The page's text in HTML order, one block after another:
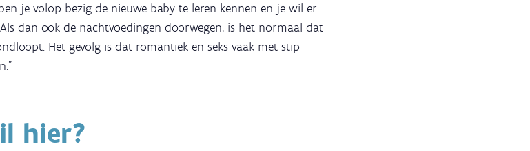
je volop bezig de nieuwe baby te leren kennen en je wil er
dan ook de nachtvoedingen doorwegen, is het normaal dat
Het gevolg is dat romantiek en seks vaak met stip
hier?